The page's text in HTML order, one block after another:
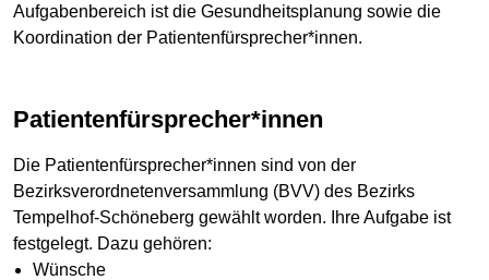
Aufgabenbereich ist die Gesundheitsplanung sowie die
Koordination der Patientenfürsprecher*innen.
Patientenfürsprecher*innen
Die Patientenfürsprecher*innen sind von der
Bezirksverordnetenversammlung (BVV) des Bezirks
Tempelhof-Schöneberg gewählt worden. Ihre Aufgabe ist
festgelegt. Dazu gehören:
Wünsche